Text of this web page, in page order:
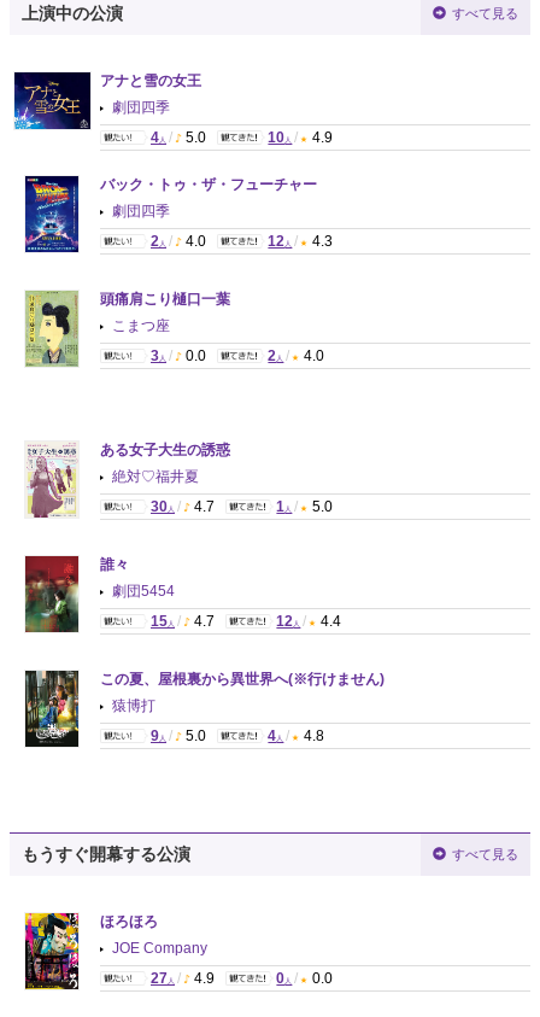
上演中の公演 すべて見る
アナと雪の女王
劇団四季
4 人 / 5.0 10 人 / 4.9
バック・トゥ・ザ・フューチャー
劇団四季
2 人 / 4.0 12 人 / 4.3
頭痛肩こり樋口一葉
こまつ座
3 人 / 0.0 2 人 / 4.0
ある女子大生の誘惑
絶対♡福井夏
30 人 / 4.7 1 人 / 5.0
誰々
劇団5454
15 人 / 4.7 12 人 / 4.4
この夏、屋根裏から異世界へ(※行けません)
猿博打
9 人 / 5.0 4 人 / 4.8
もうすぐ開幕する公演 すべて見る
ほろほろ
JOE Company
27 人 / 4.9 0 人 / 0.0